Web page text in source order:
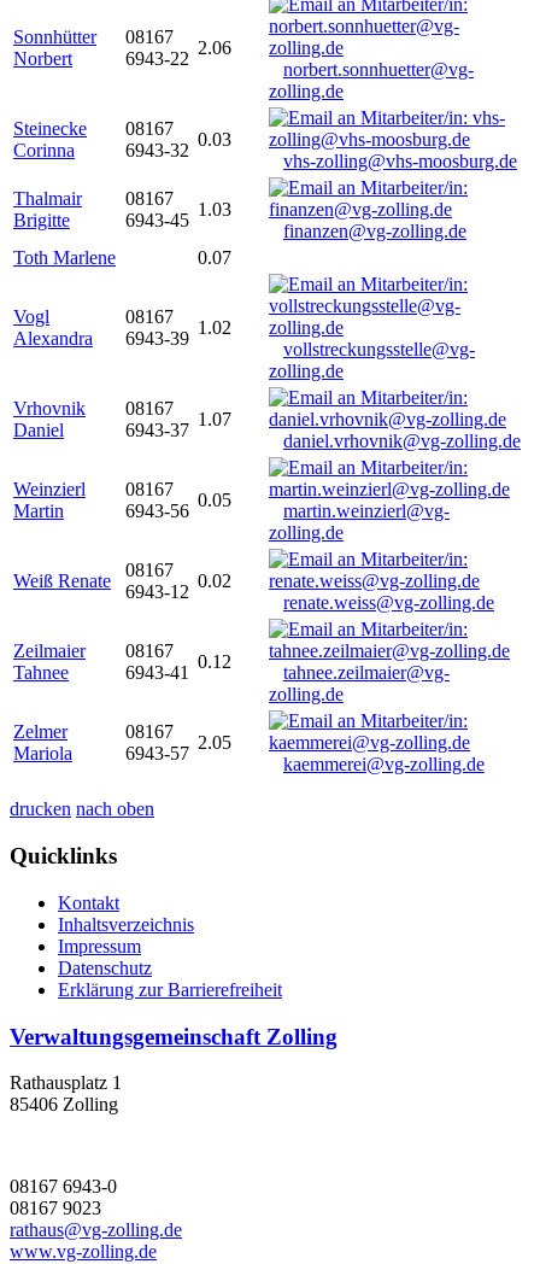
Sonnhütter
Norbert
08167
6943-22
2.06
norbert.sonnhuetter@vg-
zolling.de
Steinecke
Corinna
08167
6943-32
0.03
vhs-zolling@vhs-moosburg.de
Thalmair
Brigitte
08167
6943-45
1.03
finanzen@vg-zolling.de
Toth Marlene
0.07
Vogl
Alexandra
08167
6943-39
1.02
vollstreckungsstelle@vg-
zolling.de
Vrhovnik
Daniel
08167
6943-37
1.07
daniel.vrhovnik@vg-zolling.de
Weinzierl
Martin
08167
6943-56
0.05
martin.weinzierl@vg-
zolling.de
Weiß Renate
08167
6943-12
0.02
renate.weiss@vg-zolling.de
Zeilmaier
Tahnee
08167
6943-41
0.12
tahnee.zeilmaier@vg-
zolling.de
Zelmer
Mariola
08167
6943-57
2.05
kaemmerei@vg-zolling.de
drucken nach oben
Quicklinks
Kontakt
Inhaltsverzeichnis
Impressum
Datenschutz
Erklärung zur Barrierefreiheit
Verwaltungsgemeinschaft Zolling
Rathausplatz 1
85406 Zolling
08167 6943-0
08167 9023
rathaus@vg-zolling.de
www.vg-zolling.de